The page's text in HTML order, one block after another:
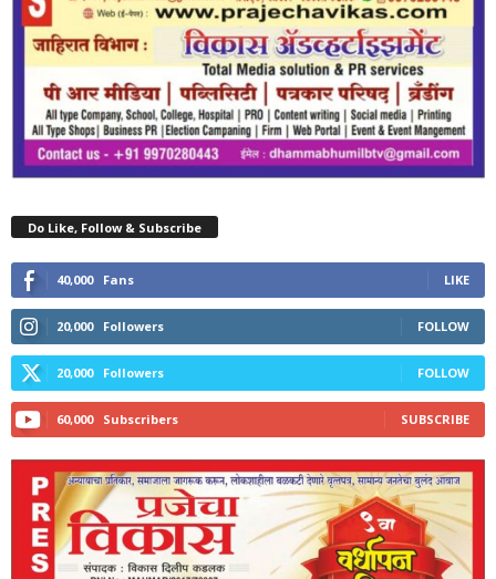
Do Like, Follow & Subscribe
40,000 Fans LIKE
20,000 Followers FOLLOW
20,000 Followers FOLLOW
60,000 Subscribers SUBSCRIBE